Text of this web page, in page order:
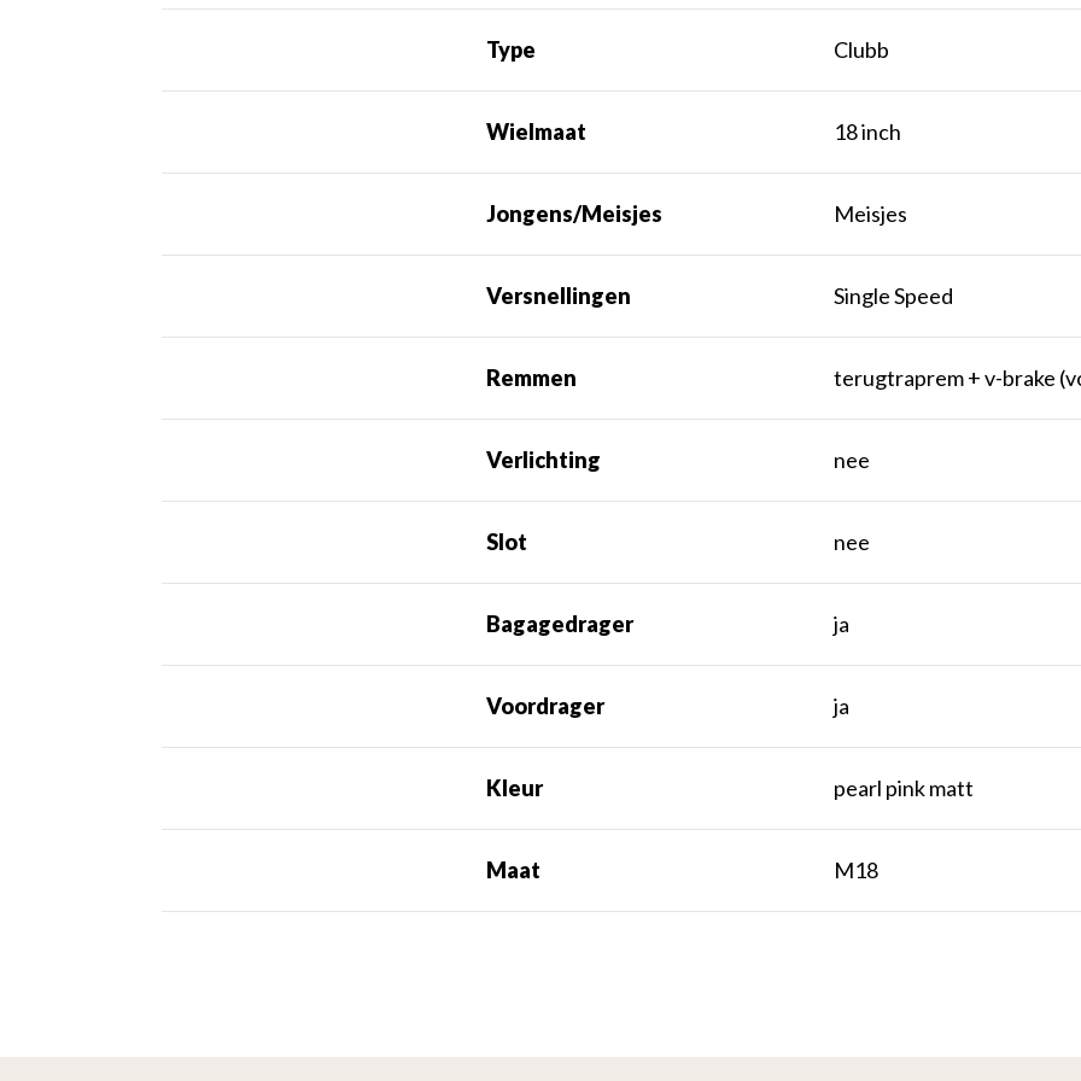
Type Clubb
Wielmaat 18 inch
Jongens/Meisjes Meisjes
Versnellingen Single Speed
Remmen terugtraprem + v-brake
Verlichting nee
Slot nee
Bagagedrager ja
Voordrager ja
Kleur pearl pink matt
Maat M18